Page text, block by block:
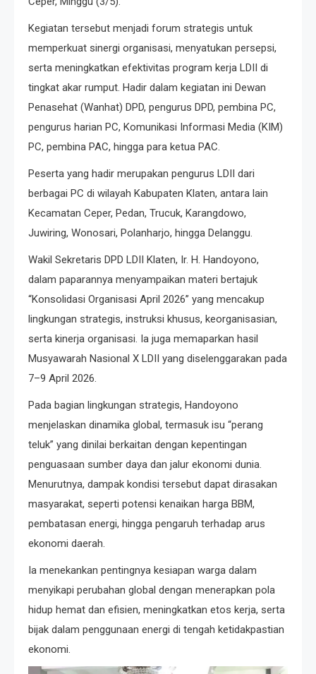
Kegiatan tersebut menjadi forum strategis untuk
memperkuat sinergi organisasi, menyatukan persepsi,
serta meningkatkan efektivitas program kerja LDII di
tingkat akar rumput. Hadir dalam kegiatan ini Dewan
Penasehat (Wanhat) DPD, pengurus DPD, pembina PC,
pengurus harian PC, Komunikasi Informasi Media (KIM)
PC, pembina PAC, hingga para ketua PAC.
Peserta yang hadir merupakan pengurus LDII dari
berbagai PC di wilayah Kabupaten Klaten, antara lain
Kecamatan Ceper, Pedan, Trucuk, Karangdowo,
Juwiring, Wonosari, Polanharjo, hingga Delanggu.
Wakil Sekretaris DPD LDII Klaten, Ir. H. Handoyono,
dalam paparannya menyampaikan materi bertajuk
“Konsolidasi Organisasi April 2026” yang mencakup
lingkungan strategis, instruksi khusus, keorganisasian,
serta kinerja organisasi. Ia juga memaparkan hasil
Musyawarah Nasional X LDII yang diselenggarakan pada
7–9 April 2026.
Pada bagian lingkungan strategis, Handoyono
menjelaskan dinamika global, termasuk isu “perang
teluk” yang dinilai berkaitan dengan kepentingan
penguasaan sumber daya dan jalur ekonomi dunia.
Menurutnya, dampak kondisi tersebut dapat dirasakan
masyarakat, seperti potensi kenaikan harga BBM,
pembatasan energi, hingga pengaruh terhadap arus
ekonomi daerah.
Ia menekankan pentingnya kesiapan warga dalam
menyikapi perubahan global dengan menerapkan pola
hidup hemat dan efisien, meningkatkan etos kerja, serta
bijak dalam penggunaan energi di tengah ketidakpastian
ekonomi.